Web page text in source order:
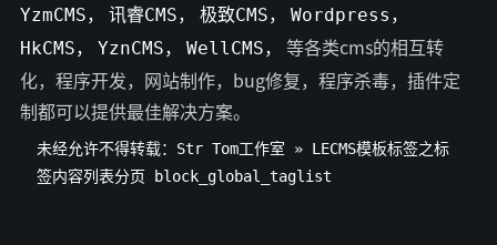
YzmCMS，
讯睿CMS， 极致CMS，
Wordpress，
HkCMS，
YznCMS， WellCMS，
等各类cms的相互转
化，程序开发，网站制作，bug修复，程序杀毒，插件定
制都可以提供最佳解决方案。
未经允许不得转载： Str Tom工作室 » LECMS模板标签之标
签内容列表分页 block_global_taglist